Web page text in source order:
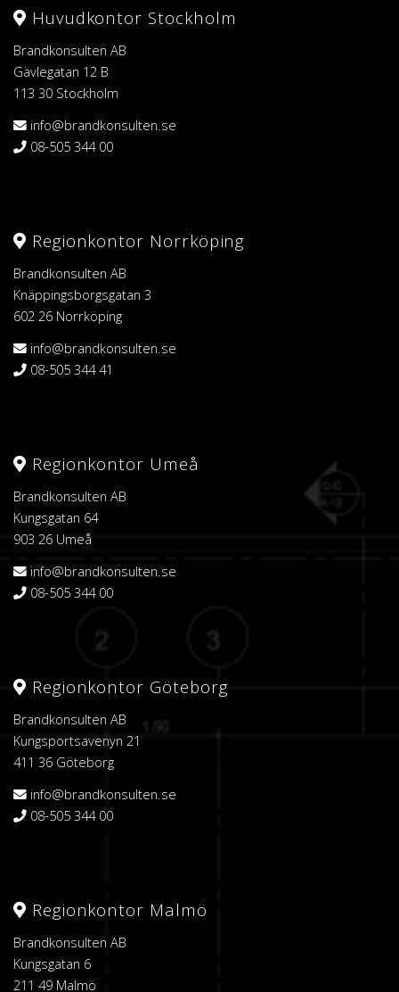
Huvudkontor Stockholm
Brandkonsulten AB
Gävlegatan 12 B
113 30 Stockholm
info@brandkonsulten.se
08-505 344 00
Regionkontor Norrköping
Brandkonsulten AB
Knäppingsborgsgatan 3
602 26 Norrköping
info@brandkonsulten.se
08-505 344 41
Regionkontor Umeå
Brandkonsulten AB
Kungsgatan 64
903 26 Umeå
info@brandkonsulten.se
08-505 344 00
Regionkontor Göteborg
Brandkonsulten AB
Kungsportsavenyn 21
411 36 Göteborg
info@brandkonsulten.se
08-505 344 00
Regionkontor Malmö
Brandkonsulten AB
Kungsgatan 6
211 49 Malmö